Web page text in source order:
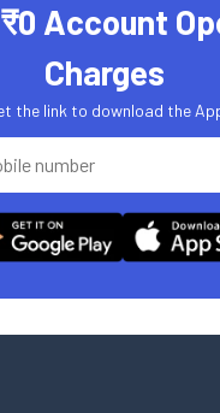
Account
Charges
the link to download the